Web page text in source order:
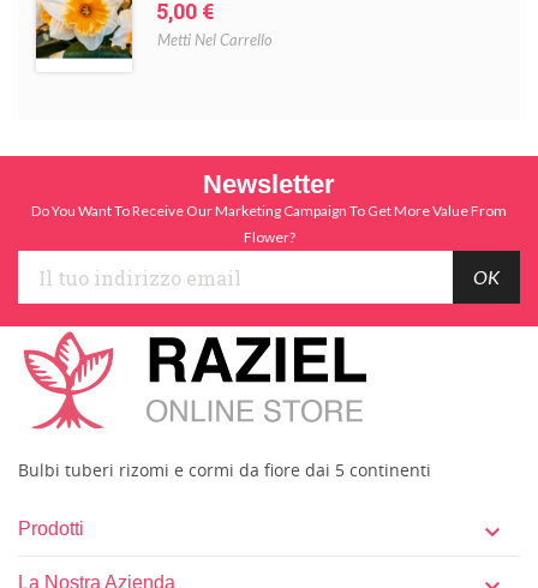
Prezzo
5,00 €
Metti Nel Carrello
Newsletter
Do You Want To Receive Our Marketing Campaign To Get More Value From
Flower?
Bulbi tuberi rizomi e cormi da fiore dai 5 continenti
Prodotti 
La Nostra Azienda